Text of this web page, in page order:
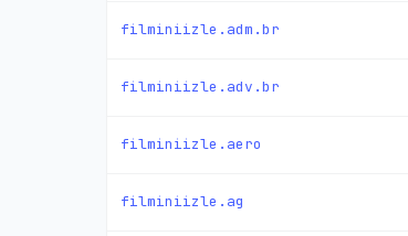
filminiizle.adm.br
filminiizle.adv.br
filminiizle.aero
filminiizle.ag